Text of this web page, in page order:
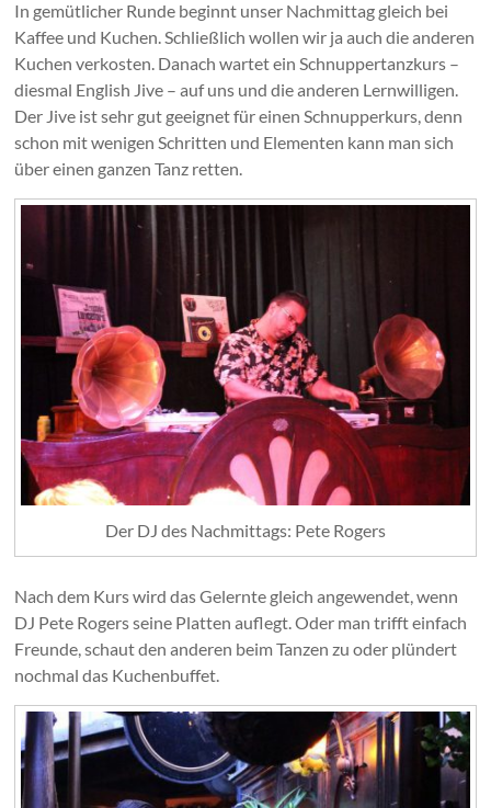
In gemütlicher Runde beginnt unser Nachmittag gleich bei
Kaffee und Kuchen. Schließlich wollen wir ja auch die anderen
Kuchen verkosten. Danach wartet ein Schnuppertanzkurs –
diesmal English Jive – auf uns und die anderen Lernwilligen.
Der Jive ist sehr gut geeignet für einen Schnupperkurs, denn
schon mit wenigen Schritten und Elementen kann man sich
über einen ganzen Tanz retten.
Der DJ des Nachmittags: Pete Rogers
Nach dem Kurs wird das Gelernte gleich angewendet, wenn
DJ Pete Rogers seine Platten auflegt. Oder man trifft einfach
Freunde, schaut den anderen beim Tanzen zu oder plündert
nochmal das Kuchenbuffet.